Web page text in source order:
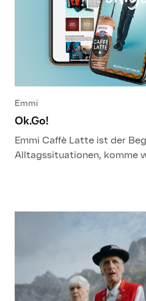
Emmi
Ok.Go!
Emmi Caffè Latte ist der
Alltagssituationen, komme